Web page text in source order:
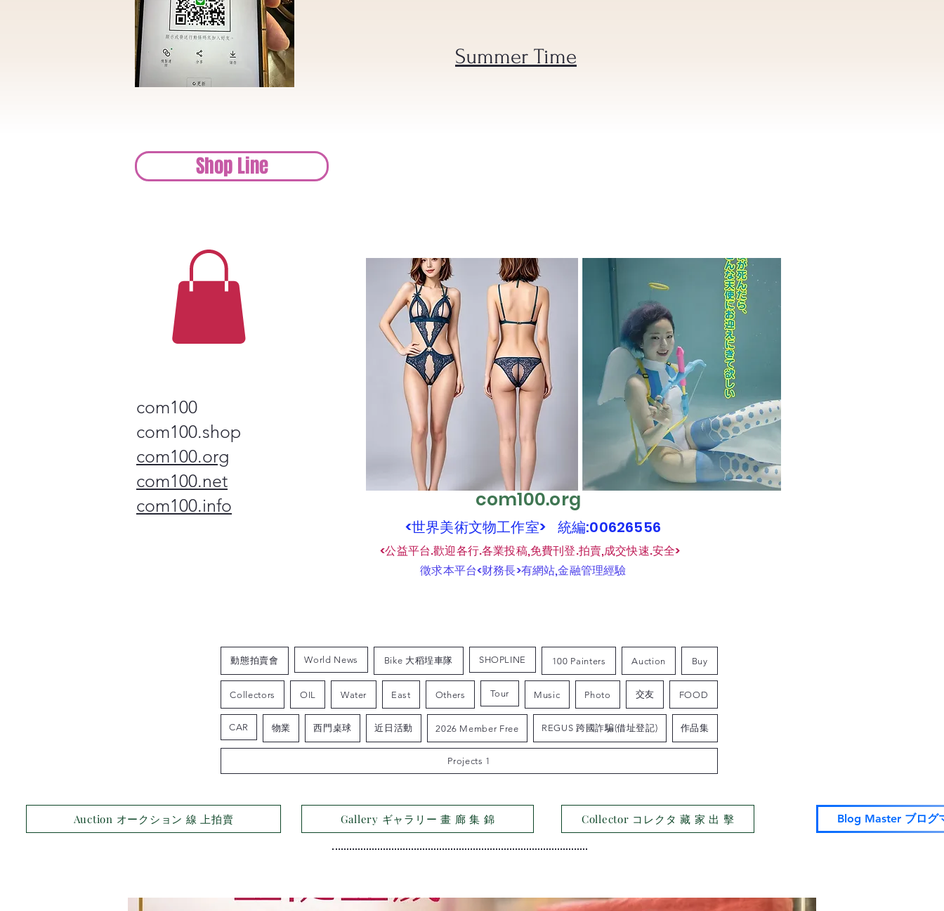
Shop Line
Summer Time
com100
com100.shop
com100.org
com100.net
com100.info
com100.org
<世界美術文物工作室> 統編:00626556
<公益平台.歡迎各行.各業投稿,免費刊登.拍賣,成交快速.安全>
​徵求本平台<财務長>有網站,金融管理經驗
動態拍賣會 World News Bike 大稻埕車隊 SHOPLINE 100 Painters Auction Buy
Collectors OIL Water East Others Tour Music Photo 交友 FOOD
CAR 物業 西門桌球 近日活動 2026 Member Free REGUS 跨國詐騙(借址登記) 作品集
Projects 1
Auction オークション 線 上拍賣 Gallery ギャラリー 畫 廊 集 錦 Collector コレクタ 藏 家 出 擊 Blog Master ブログ